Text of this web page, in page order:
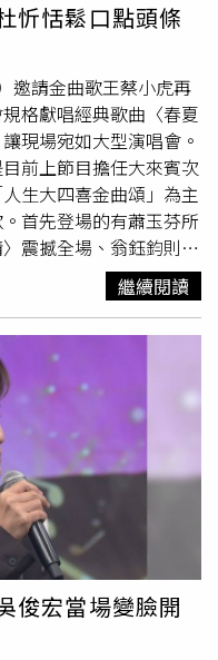
忻恬鬆口點頭條
邀請金曲歌王蔡小虎再
格獻唱經典歌曲〈春夏
現場宛如大型演唱會。
前上節目擔任大來賓次
生大四喜金曲頌」為主
首先登場的有蕭玉芬所
震撼全場、翁鈺鈞則獻
婚〉一曲，沒想到歌曲
拿著超大戒指，當場單
陷入驚呼。許志豪見狀
這顆吧！」接著追問杜
李子森補給妳什麼，妳
回：「至少要補一顆真的
「求婚橋段」也成為當
讓蔡小虎點評一度難以
康藉機又重提往事：
決定就很快啊！」一句
繼續閱讀
俊宏當場變臉開